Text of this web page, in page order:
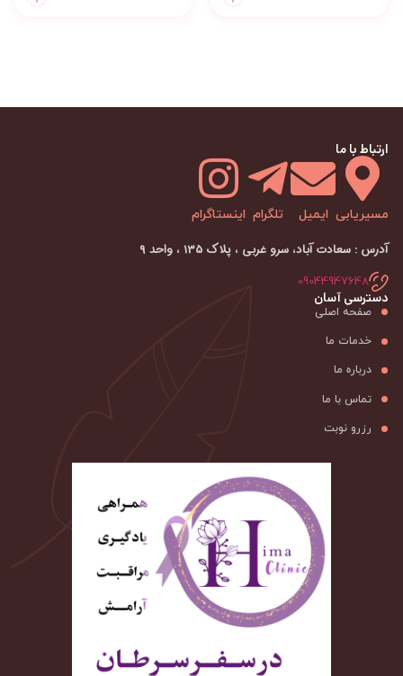
ارتباط با ما
مسیریابی ایمیل تلگرام اینستاگرام
09044947648
آدرس : سعادت آباد، سرو غربی ، پلاک ۱۳۵ ، واحد ۹
دسترسی آسان
صفحه اصلی
خدمات ما
درباره ما
تماس با ما
رزرو نوبت